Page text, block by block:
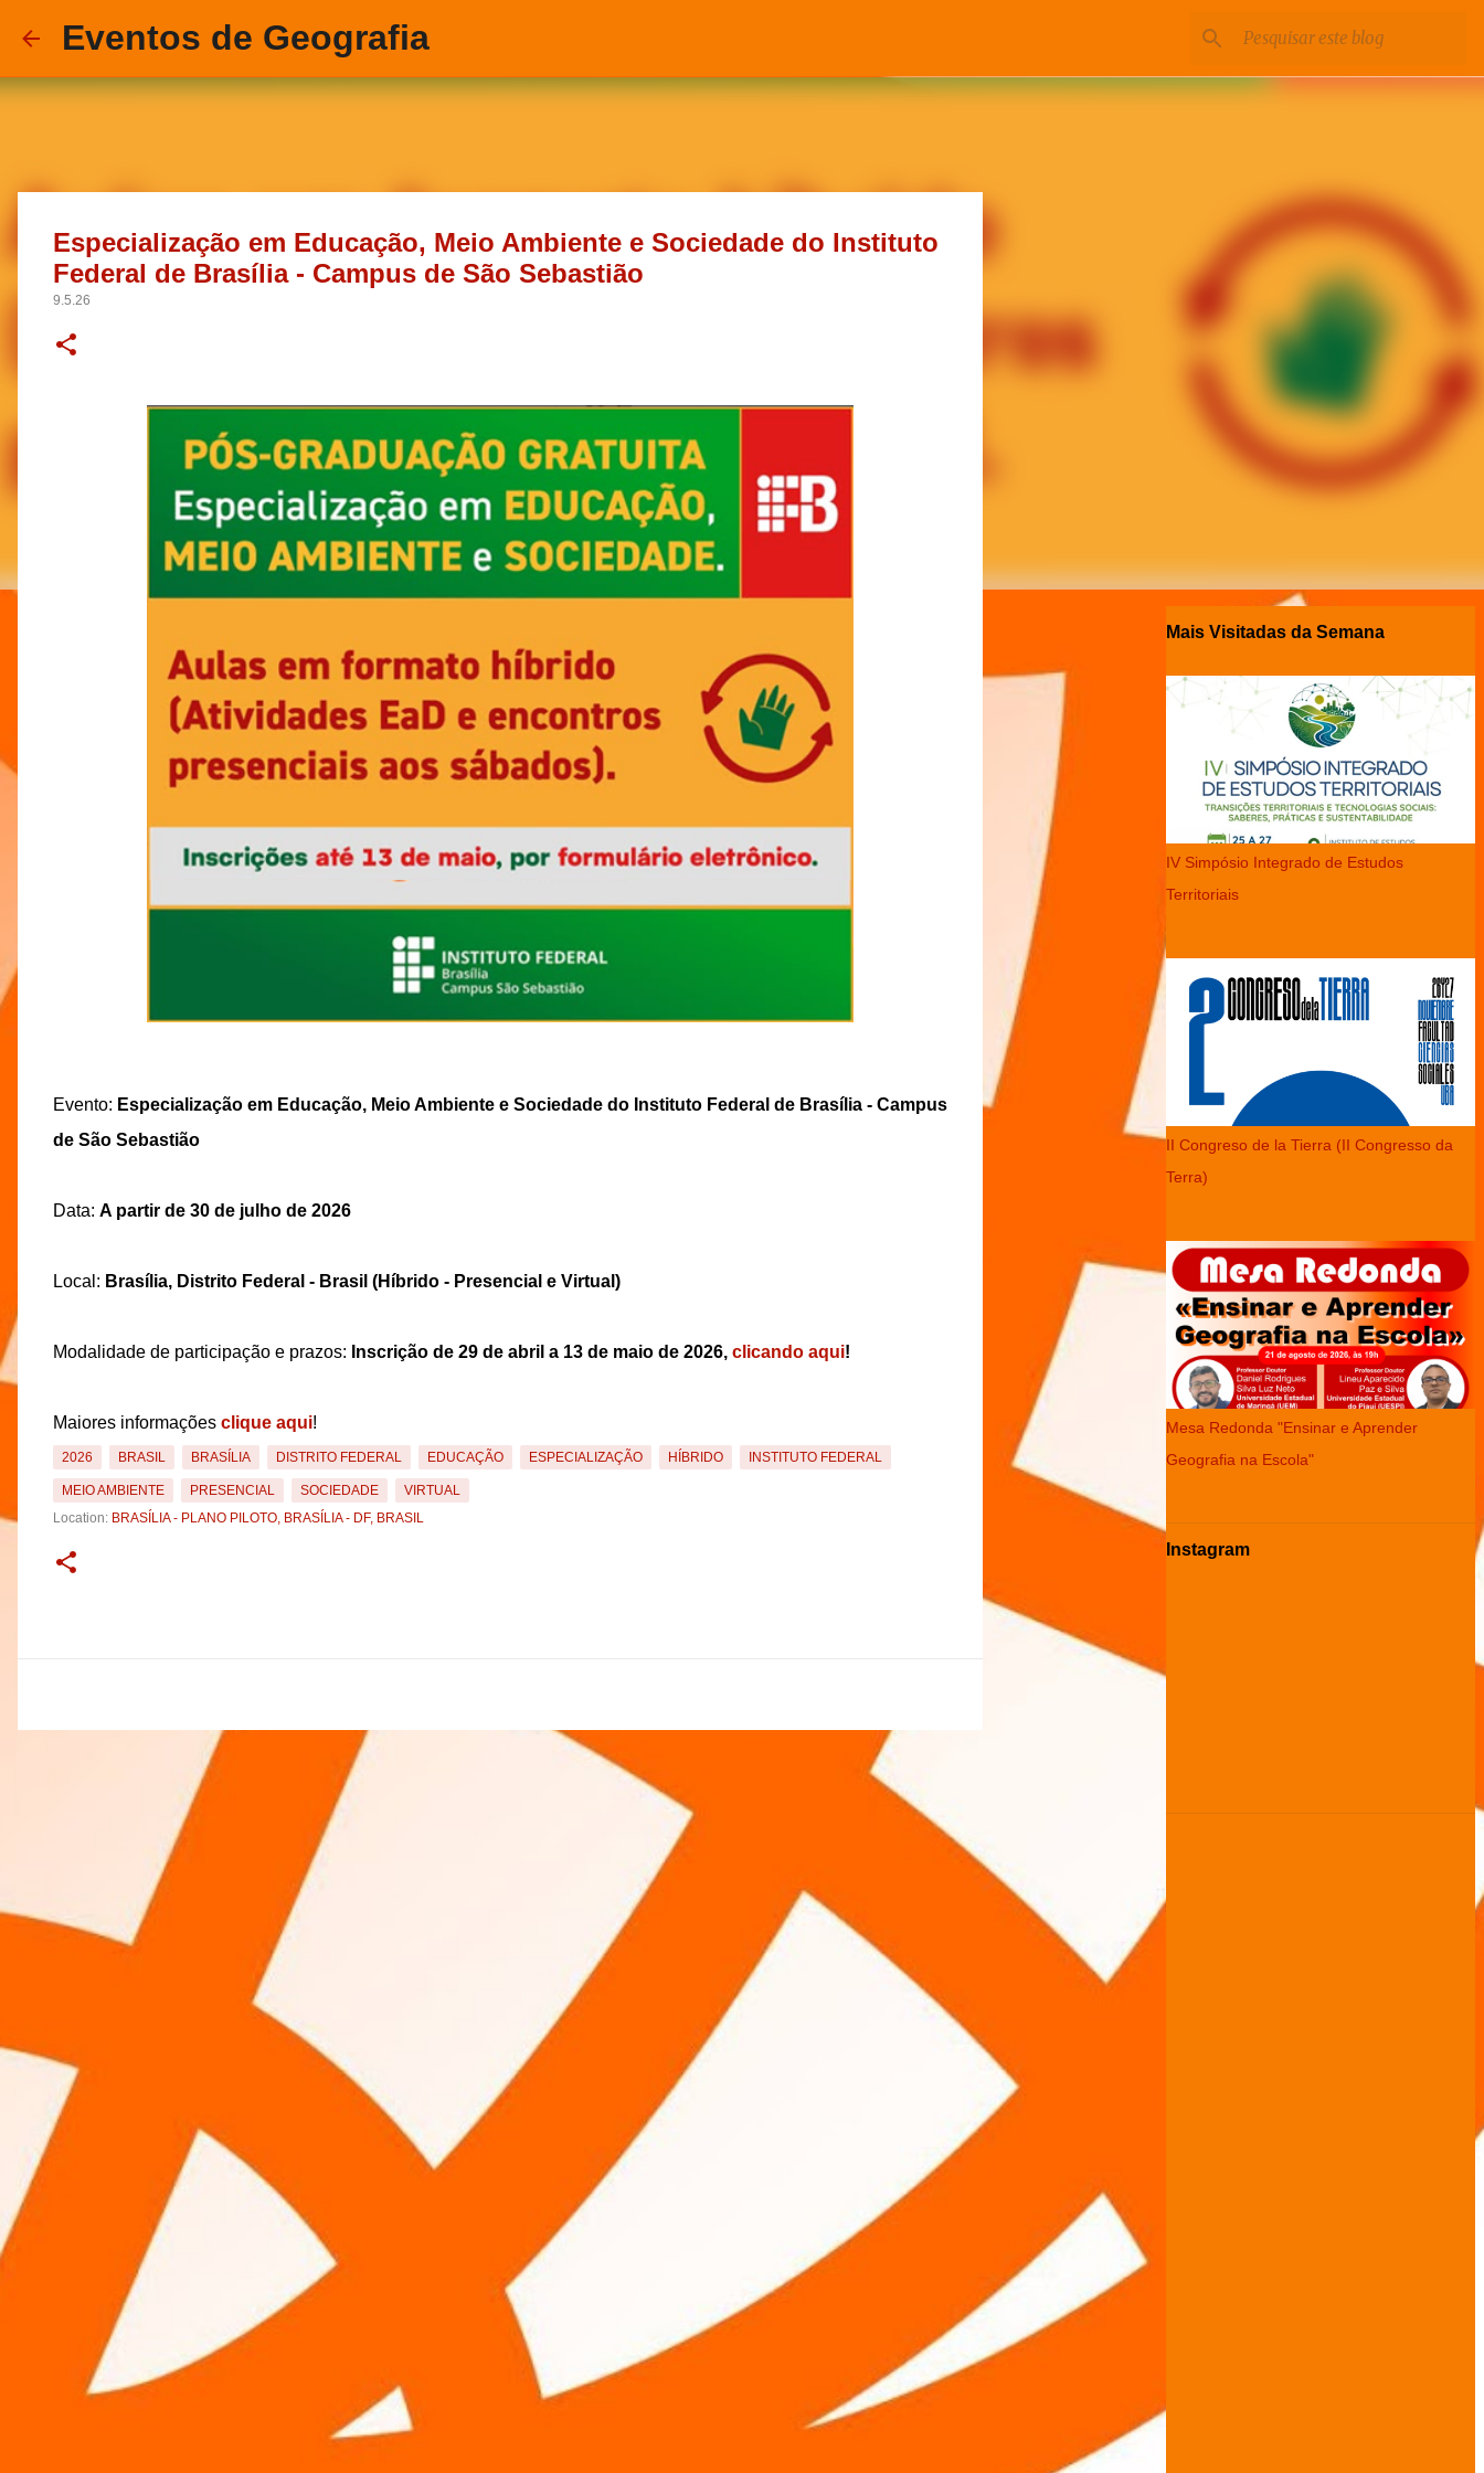
Eventos de Geografia
Especialização em Educação, Meio Ambiente e Sociedade do Instituto
Federal de Brasília - Campus de São Sebastião
9.5.26
Evento: Especialização em Educação, Meio Ambiente e Sociedade do Instituto Federal de Brasília - Campus
de São Sebastião
Data: A partir de 30 de julho de 2026
Local: Brasília, Distrito Federal - Brasil (Híbrido - Presencial e Virtual)
Modalidade de participação e prazos: Inscrição de 29 de abril a 13 de maio de 2026, clicando aqui!
Maiores informações clique aqui!
2026 BRASIL BRASÍLIA DISTRITO FEDERAL EDUCAÇÃO ESPECIALIZAÇÃO HÍBRIDO INSTITUTO FEDERAL
MEIO AMBIENTE PRESENCIAL SOCIEDADE
VIRTUAL
Location: BRASÍLIA - PLANO PILOTO, BRASÍLIA - DF, BRASIL
Mais Visitadas da Semana
IV Simpósio Integrado de Estudos
Territoriais
II Congreso de la Tierra (II Congresso da
Terra)
Mesa Redonda "Ensinar e Aprender
Geografia na Escola"
Instagram